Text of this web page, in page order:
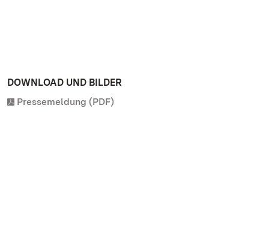
DOWNLOAD UND BILDER
Pressemeldung (PDF)